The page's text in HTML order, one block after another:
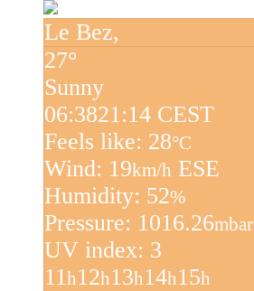
Le Bez,
27°
Sunny
06:3821:14 CEST
Feels like: 28°C
Wind: 19km/h ESE
Humidity: 52%
Pressure: 1016.26mbar
UV index: 3
11h12h13h14h15h